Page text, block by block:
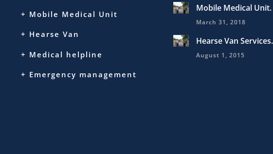
+ Mobile Medical Unit
+ Hearse Van
+ Medical helpline
+ Emergency management
Mobile Medical Unit.
March 31, 2018
Hearse Van Services.
August 1, 2015